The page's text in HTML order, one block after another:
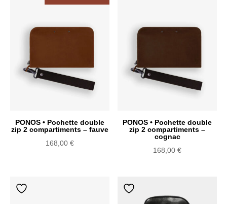
PONOS • Pochette double
zip 2 compartiments – fauve
168,00 €
PONOS • Pochette double
zip 2 compartiments –
cognac
168,00€